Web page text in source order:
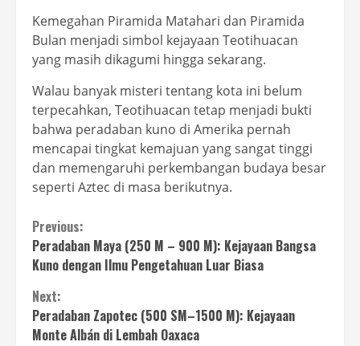
Kemegahan Piramida Matahari dan Piramida
Bulan menjadi simbol kejayaan Teotihuacan
yang masih dikagumi hingga sekarang.
Walau banyak misteri tentang kota ini belum
terpecahkan, Teotihuacan tetap menjadi bukti
bahwa peradaban kuno di Amerika pernah
mencapai tingkat kemajuan yang sangat tinggi
dan memengaruhi perkembangan budaya besar
seperti Aztec di masa berikutnya.
Continue
Reading
Previous:
Peradaban Maya (250 M – 900 M): Kejayaan Bangsa
Kuno dengan Ilmu Pengetahuan Luar Biasa
Next:
Peradaban Zapotec (500 SM–1500 M): Kejayaan
Monte Albán di Lembah Oaxaca